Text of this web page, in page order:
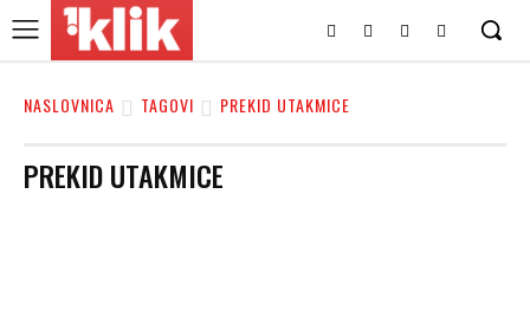
NASLOVNICA TAGOVI PREKID UTAKMICE
PREKID UTAKMICE